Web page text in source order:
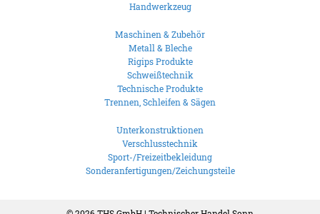
Handwerkzeug
Maschinen & Zubehör
Metall & Bleche
Rigips Produkte
Schweißtechnik
Technische Produkte
Trennen, Schleifen & Sägen
Unterkonstruktionen
Verschlusstechnik
Sport-/Freizeitbekleidung
Sonderanfertigungen/Zeichungsteile